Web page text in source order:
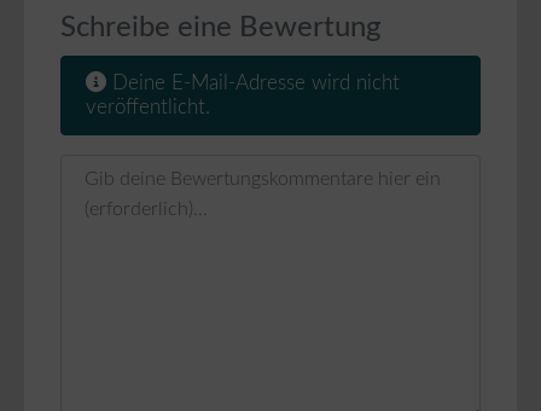
Schreibe eine Bewertung
Deine E-Mail-Adresse wird nicht
veröffentlicht.